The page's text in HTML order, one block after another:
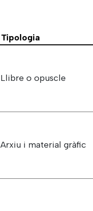
Tipologia
Llibre o opuscle
Arxiu i material gràfic